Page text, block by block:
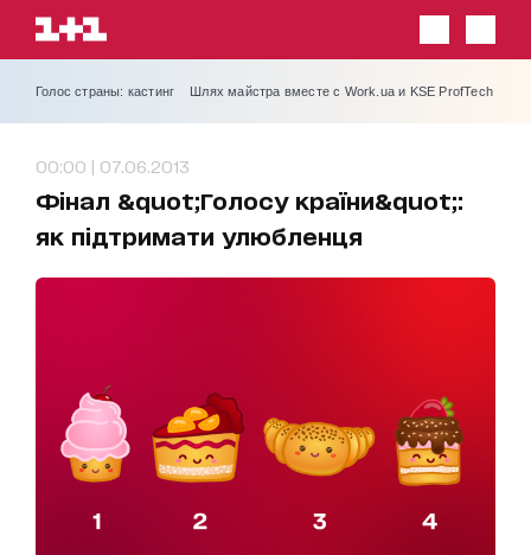
Голос страны: кастинг Шлях майстра вместе с Work.ua и KSE ProfTech
00:00 | 07.06.2013
Фінал &quot;Голосу країни&quot;:
як підтримати улюбленця